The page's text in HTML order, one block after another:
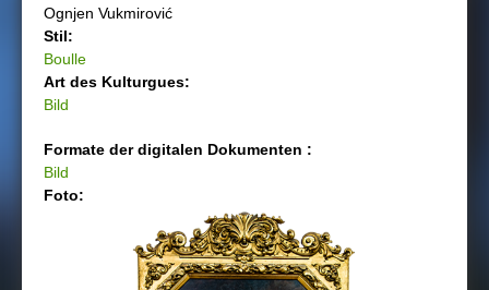
Ognjen Vukmirović
Stil:
Boulle
Art des Kulturguеs:
Bild
Formate der digitalen Dokumenten :
Bild
Foto: